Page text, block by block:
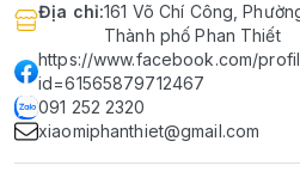
Địa chỉ:161 Võ Chí Công,
Thành phố Phan Thiết
https://www.facebook.com/
id=61565879712467
091 252 2320
xiaomiphanthiet@gmail.com